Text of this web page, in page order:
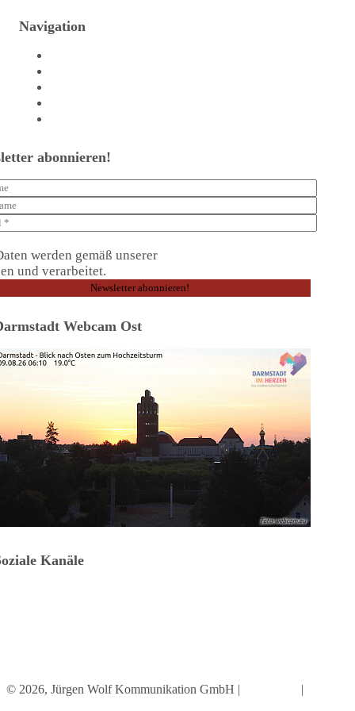
Navigation
abonnieren!
werden gemäß unserer
und verarbeitet.
Webcam Ost
Kanäle
© 2026, Jürgen Wolf Kommunikation GmbH |
|